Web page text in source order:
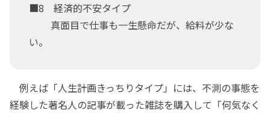
■8 経済的不安タイプ
真面目で仕事も一生懸命だが、給料が少な
い。
例えば「人生計画きっちりタイプ」には、不測の事態を
経験した著名人の記事が載った雑誌を購入して「何気なく